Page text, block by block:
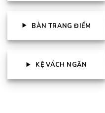
BÀN TRANG ĐIỂM
KỆ VÁCH NGĂN